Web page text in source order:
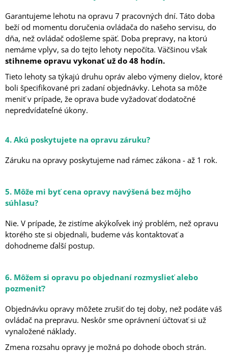
Garantujeme lehotu na opravu 7 pracovných dní. Táto doba
beží od momentu doručenia ovládača do našeho servisu, do
dňa, než ovládač odošleme späť. Doba prepravy, na ktorú
nemáme vplyv, sa do tejto lehoty nepočíta. Väčšinou však
stihneme opravu vykonať už do 48 hodín.
Tieto lehoty sa týkajú druhu opráv alebo výmeny dielov, ktoré
boli špecifikované pri zadaní objednávky. Lehota sa môže
meniť v prípade, že oprava bude vyžadovať dodatočné
nepredvídateľné úkony.
4. Akú poskytujete na opravu záruku?
Záruku na opravy poskytujeme nad rámec zákona - až 1 rok.
5. Môže mi byť cena opravy navýšená bez môjho
súhlasu?
Nie. V prípade, že zistíme akýkoľvek iný problém, než opravu
ktorého ste si objednali, budeme vás kontaktovať a
dohodneme ďalší postup.
6. Môžem si opravu po objednaní rozmyslieť alebo
pozmeniť?
Objednávku opravy môžete zrušiť do tej doby, než podáte váš
ovládač na prepravu. Neskôr sme oprávnení účtovať si už
vynaložené náklady.
Zmena rozsahu opravy je možná po dohode oboch strán.